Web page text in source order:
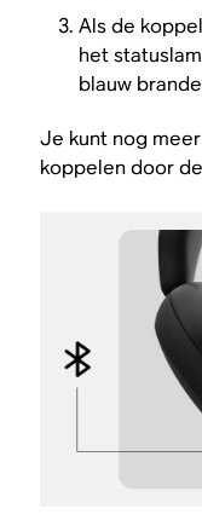
Als de
het
blauw
Je kunt nog
koppelen door